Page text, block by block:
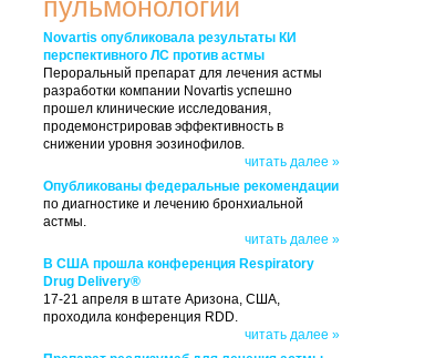
пульмонологии
Novartis опубликовала результаты КИ
перспективного ЛС против астмы
Пероральный препарат для лечения астмы
разработки компании Novartis успешно
прошел клинические исследования,
продемонстрировав эффективность в
снижении уровня эозинофилов.
читать далее »
Опубликованы федеральные рекомендации
по диагностике и лечению бронхиальной
астмы.
читать далее »
В США прошла конференция Respiratory
Drug Delivery®
17-21 апреля в штате Аризона, США,
проходила конференция RDD.
читать далее »